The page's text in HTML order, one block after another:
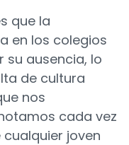
que la
en los colegios
su ausencia, lo
de cultura
nos
cada vez
cualquier joven